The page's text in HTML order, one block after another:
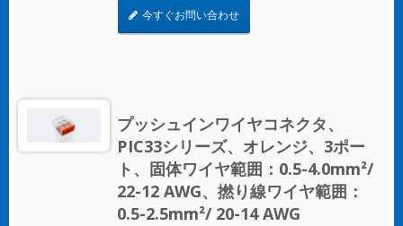
線など、さまざまな用途に最適です。 複雑なね
じれにさよならを告げましょう – コンパクトで
う – HUA WEIのプッシュインワイヤコネクタを
選んでください。 UL 486Cの基準に準拠してく
ださい。
今すぐお問い合わせ
プッシュインワイヤコネクタ、
PIC33シリーズ、オレンジ、3ポー
ト、固体ワイヤ範囲：0.5-4.0mm²/
22-12 AWG、撚り線ワイヤ範囲：
0.5-2.5mm²/ 20-14 AWG